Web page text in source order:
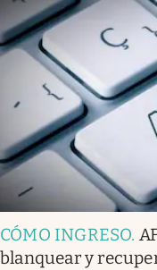
CÓMO INGRESO.
blanquear y